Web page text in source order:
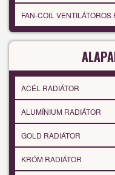
FAN-COIL VENTILÁTOROS
ACÉL RADIÁTOR
ALUMÍNIUM RADIÁTOR
GOLD RADIÁTOR
KRÓM RADIÁTOR